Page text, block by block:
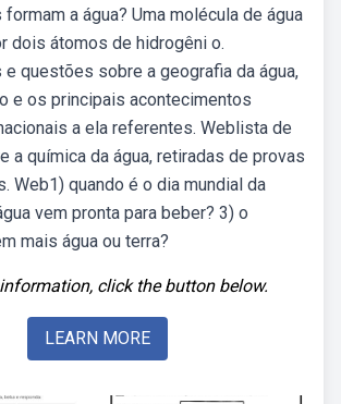
a água? Uma molécula de água
dois átomos de hidrogêni o.
questões sobre a geografia da água,
e os principais acontecimentos
a ela referentes. Weblista de
a química da água, retiradas de provas
Web1) quando é o dia mundial da
vem pronta para beber? 3) o
mais água ou terra?
click the button below.
LEARN MORE